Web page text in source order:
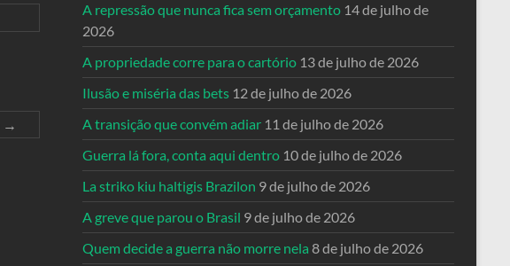
→
A repressão que nunca fica sem orçamento 14 de julho de
2026
A propriedade corre para o cartório 13 de julho de 2026
Ilusão e miséria das bets 12 de julho de 2026
A transição que convém adiar 11 de julho de 2026
Guerra lá fora, conta aqui dentro 10 de julho de 2026
La striko kiu haltigis Brazilon 9 de julho de 2026
A greve que parou o Brasil 9 de julho de 2026
Quem decide a guerra não morre nela 8 de julho de 2026